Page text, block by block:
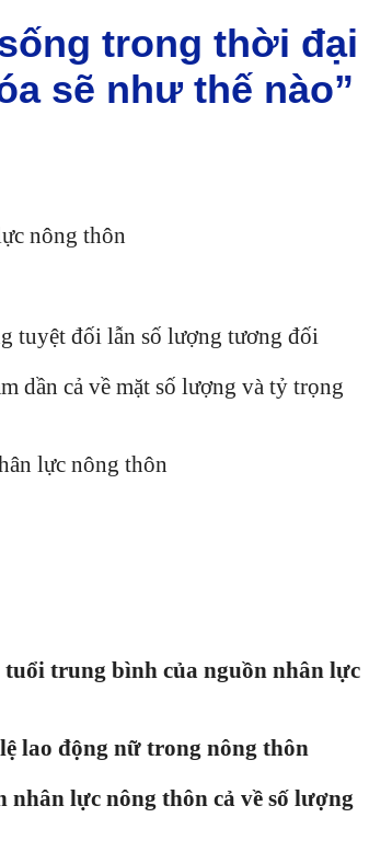
trong thời đại
sẽ như thế nào”
nông thôn
tuyệt đối lẫn số lượng tương đối
dần cả về mặt số lượng và tỷ trọng
lực nông thôn
trung bình của nguồn nhân lực
lao động nữ trong nông thôn
lực nông thôn cả về số lượng